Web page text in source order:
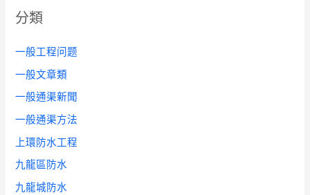
分類
一般工程问题
一般文章類
一般通渠新聞
一般通渠方法
上環防水工程
九龍區防水
九龍城防水